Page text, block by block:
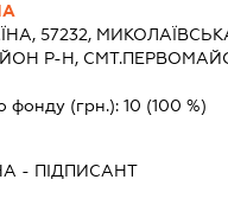
57232,
Р-Н,
фонду (грн.): 10 (100 %)
- ПІДПИСАНТ